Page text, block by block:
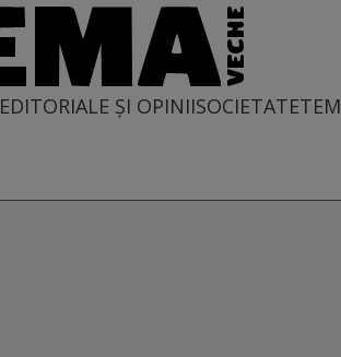
EDITORIALE ȘI OPINIISOCIETATE